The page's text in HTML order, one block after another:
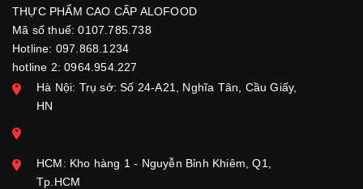
THỰC PHẨM CAO CẤP ALOFOOD
Mã số thuế: 0107.785.738
Hotline: 097.868.1234
hotline 2: 0964.954.227
Hà Nội: Trụ sở: Số 24-A21, Nghĩa Tân, Cầu Giấy,
HN
HCM: Kho hàng 1 - Nguyễn Bỉnh Khiêm, Q1,
Tp.HCM